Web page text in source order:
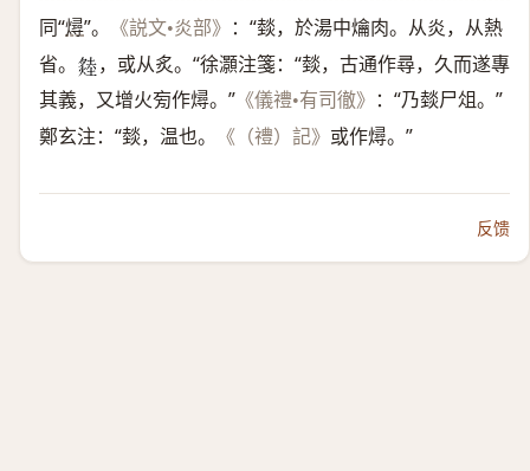
同“燖”。 《説文•炎部》
：“燅，於湯中爚肉。从炎，从熱
省。 𤏝 ，或从炙。“徐灝注箋：“燅，古通作尋，久而遂專
其義，又增火㫄作燖。” 《儀禮•有司徹》
：“乃燅尸俎。”
鄭玄注：“燅，温也。
《（禮）記》 或作燖。”
反馈